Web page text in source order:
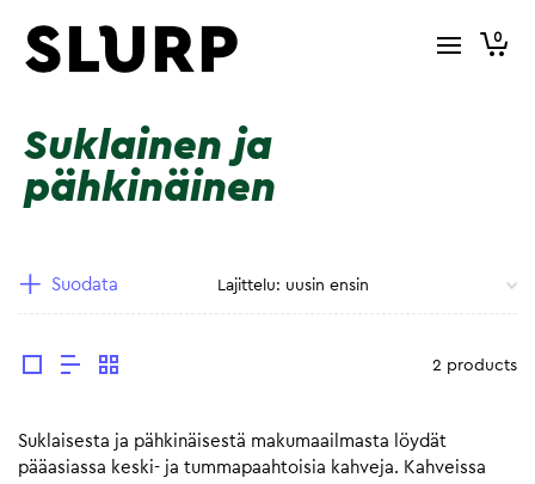
0
Suklainen ja
pähkinäinen
Suodata
2 products
Suklaisesta ja pähkinäisestä makumaailmasta löydät
pääasiassa keski- ja tummapaahtoisia kahveja. Kahveissa